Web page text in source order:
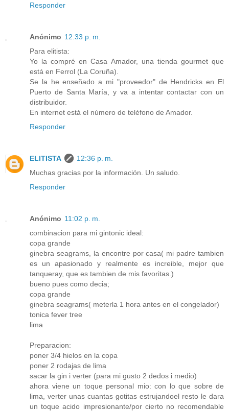
Responder
Anónimo 12:33 p. m.
Para elitista:
Yo la compré en Casa Amador, una tienda gourmet que
está en Ferrol (La Coruña).
Se la he enseñado a mi "proveedor" de Hendricks en El
Puerto de Santa María, y va a intentar contactar con un
distribuidor.
En internet está el número de teléfono de Amador.
Responder
ELITISTA
12:36 p. m.
Muchas gracias por la información. Un saludo.
Responder
Anónimo 11:02 p. m.
combinacion para mi gintonic ideal:
copa grande
ginebra seagrams, la encontre por casa( mi padre tambien
es un apasionado y realmente es increible, mejor que
tanqueray, que es tambien de mis favoritas.)
bueno pues como decia;
copa grande
ginebra seagrams( meterla 1 hora antes en el congelador)
tonica fever tree
lima
Preparacion:
poner 3/4 hielos en la copa
poner 2 rodajas de lima
sacar la gin i verter (para mi gusto 2 dedos i medio)
ahora viene un toque personal mio: con lo que sobre de
lima, verter unas cuantas gotitas estrujandoel resto le dara
un toque acido impresionante/por cierto no recomendable